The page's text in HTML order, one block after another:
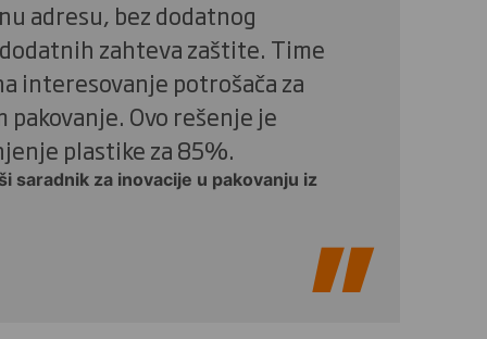
adresu, bez dodatnog
zahteva zaštite. Time
interesovanje potrošača za
pakovanje. Ovo rešenje je
plastike za 85%.
saradnik za inovacije u pakovanju iz